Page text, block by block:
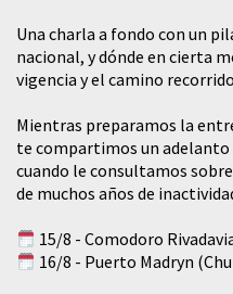
​Una charla a fondo con un
nacional, y dónde en cierta
vigencia y el camino
Mientras preparamos la
te compartimos un adelanto
cuando le consultamos
de muchos años de
15/8 - Comodoro
16/8 - Puerto Madryn